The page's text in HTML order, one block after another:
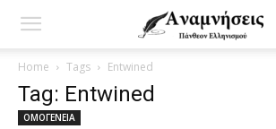
Home Tags Entwined
Tag: Entwined
ΟΜΟΓΕΝΕΙΑ